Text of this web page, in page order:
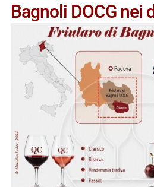
Bagnoli DOCG nei